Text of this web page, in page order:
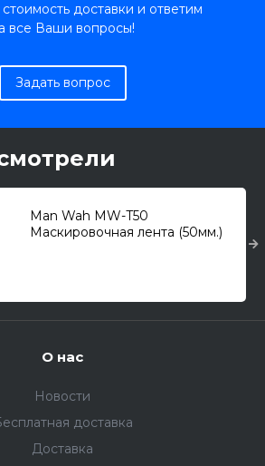
доставки и ответим
все Ваши вопросы!
Задать вопрос
Man Wah MW-T50
Маскировочная лента (50мм.)
О нас
Новости
доставка
Доставка